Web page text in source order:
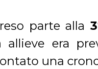
parte alla
era
una